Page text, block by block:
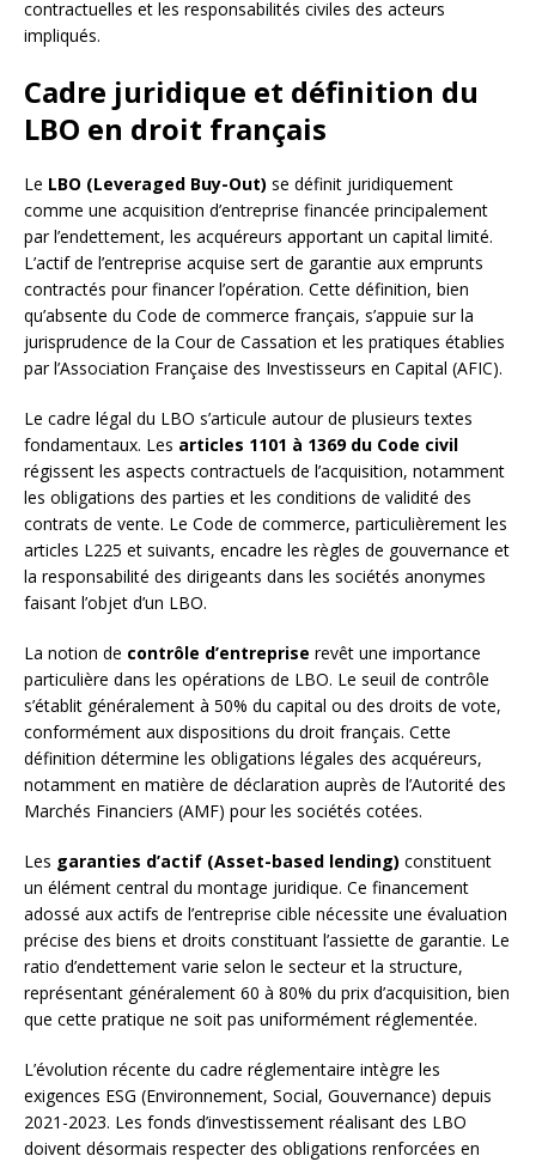
contractuelles et les responsabilités civiles des acteurs
impliqués.
Cadre juridique et définition du
LBO en droit français
Le LBO (Leveraged Buy-Out) se définit juridiquement
comme une acquisition d’entreprise financée principalement
par l’endettement, les acquéreurs apportant un capital limité.
L’actif de l’entreprise acquise sert de garantie aux emprunts
contractés pour financer l’opération. Cette définition, bien
qu’absente du Code de commerce français, s’appuie sur la
jurisprudence de la Cour de Cassation et les pratiques établies
par l’Association Française des Investisseurs en Capital (AFIC).
Le cadre légal du LBO s’articule autour de plusieurs textes
fondamentaux. Les articles 1101 à 1369 du Code civil
régissent les aspects contractuels de l’acquisition, notamment
les obligations des parties et les conditions de validité des
contrats de vente. Le Code de commerce, particulièrement les
articles L225 et suivants, encadre les règles de gouvernance et
la responsabilité des dirigeants dans les sociétés anonymes
faisant l’objet d’un LBO.
La notion de contrôle d’entreprise revêt une importance
particulière dans les opérations de LBO. Le seuil de contrôle
s’établit généralement à 50% du capital ou des droits de vote,
conformément aux dispositions du droit français. Cette
définition détermine les obligations légales des acquéreurs,
notamment en matière de déclaration auprès de l’Autorité des
Marchés Financiers (AMF) pour les sociétés cotées.
Les garanties d’actif (Asset-based lending) constituent
un élément central du montage juridique. Ce financement
adossé aux actifs de l’entreprise cible nécessite une évaluation
précise des biens et droits constituant l’assiette de garantie. Le
ratio d’endettement varie selon le secteur et la structure,
représentant généralement 60 à 80% du prix d’acquisition, bien
que cette pratique ne soit pas uniformément réglementée.
L’évolution récente du cadre réglementaire intègre les
exigences ESG (Environnement, Social, Gouvernance) depuis
2021-2023. Les fonds d’investissement réalisant des LBO
doivent désormais respecter des obligations renforcées en